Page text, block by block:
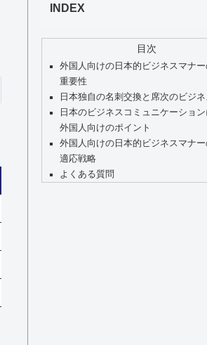
INDEX
目次
外国人向けの日本的ビジネスマナー
重要性
日本独自の名刺交換と席次のビジ
日本のビジネスコミュニケーショ
外国人向けのポイント
外国人向けの日本的ビジネスマナー
適応戦略
よくある質問